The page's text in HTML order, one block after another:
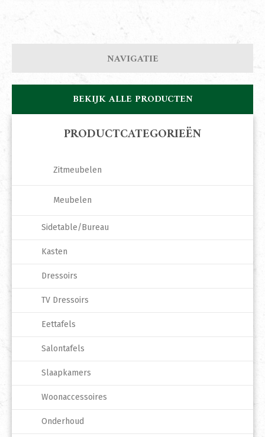
NAVIGATIE
BEKIJK ALLE PRODUCTEN
PRODUCTCATEGORIEËN
Zitmeubelen
Meubelen
Sidetable/Bureau
Kasten
Dressoirs
TV Dressoirs
Eettafels
Salontafels
Slaapkamers
Woonaccessoires
Onderhoud